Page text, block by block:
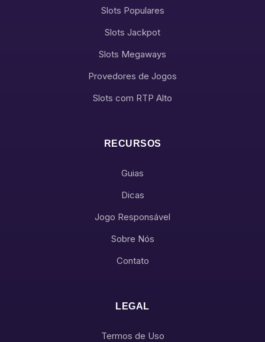
Slots Populares
Slots Jackpot
Slots Megaways
Provedores de Jogos
Slots com RTP Alto
RECURSOS
Guias
Dicas
Jogo Responsável
Sobre Nós
Contato
LEGAL
Termos de Uso